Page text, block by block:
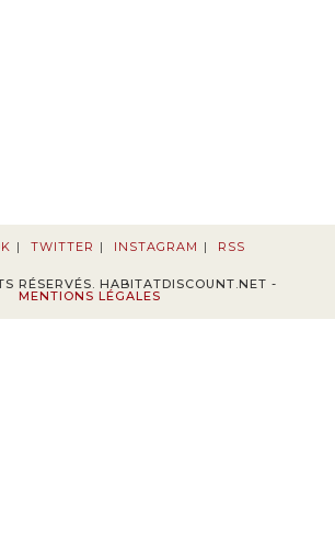
TWITTER INSTAGRAM RSS
RÉSERVÉS. HABITATDISCOUNT.NET -
MENTIONS LÉGALES